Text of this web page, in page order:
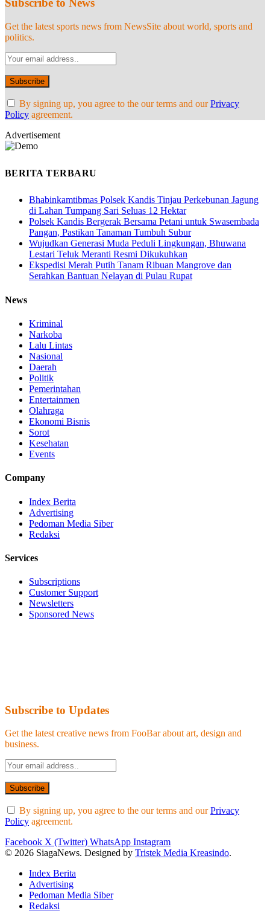
Subscribe to News
Get the latest sports news from NewsSite about world, sports and
politics.
By signing up, you agree to the our terms and ourPrivacy
Policy agreement.
Advertisement
BERITA TERBARU
Bhabinkamtibmas Polsek Kandis Tinjau Perkebunan Jagung
di Lahan Tumpang Sari Seluas 12 Hektar
Polsek Kandis Bergerak Bersama Petani untuk Swasembada
Pangan, Pastikan Tanaman Tumbuh Subur
Wujudkan Generasi Muda Peduli Lingkungan, Bhuwana
Lestari Teluk Meranti Resmi Dikukuhkan
Ekspedisi Merah Putih Tanam Ribuan Mangrove dan
Serahkan Bantuan Nelayan di Pulau Rupat
News
Kriminal
Narkoba
Lalu Lintas
Nasional
Daerah
Politik
Pemerintahan
Entertainmen
Olahraga
Ekonomi Bisnis
Sorot
Kesehatan
Events
Company
Index Berita
Advertising
Pedoman Media Siber
Redaksi
Services
Subscriptions
Customer Support
Newsletters
Sponsored News
Subscribe to Updates
Get the latest creative news from FooBar about art, design and
business.
By signing up, you agree to the our terms and ourPrivacy
Policy agreement.
Facebook X (Twitter) WhatsApp Instagram
© 2026 SiagaNews. Designed by Tristek Media Kreasindo.
Index Berita
Advertising
Pedoman Media Siber
Redaksi